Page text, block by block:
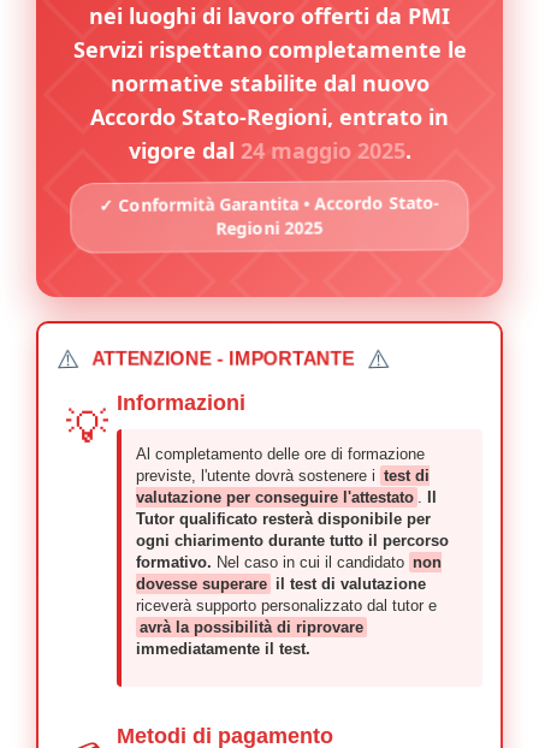
nei luoghi di lavoro offerti da PMI
Servizi rispettano completamente le
normative stabilite dal nuovo
Accordo Stato-Regioni, entrato in
vigore dal 24 maggio 2025.
✓ Conformità Garantita • Accordo Stato-
Regioni 2025
⚠️ ATTENZIONE - IMPORTANTE ⚠️
💡 Informazioni
Al completamento delle ore di formazione
previste, l'utente dovrà sostenere i test di
valutazione per conseguire l'attestato .
Tutor qualificato resterà disponibile per
ogni chiarimento durante tutto il percorso
formativo. Nel caso in cui il candidato non
dovesse superare il test di valutazione
riceverà supporto personalizzato dal tutor e
avrà la possibilità di riprovare
immediatamente il test.
Metodi di pagamento